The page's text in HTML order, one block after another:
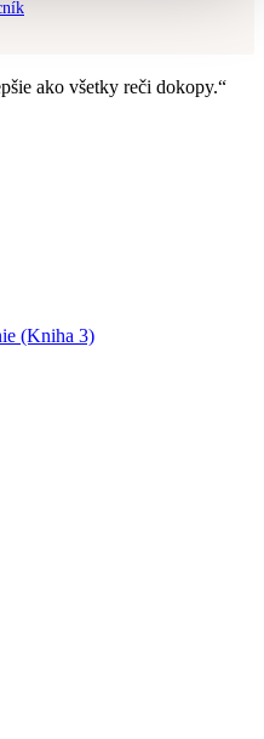
ako všetky reči dokopy.
(Kniha 3)